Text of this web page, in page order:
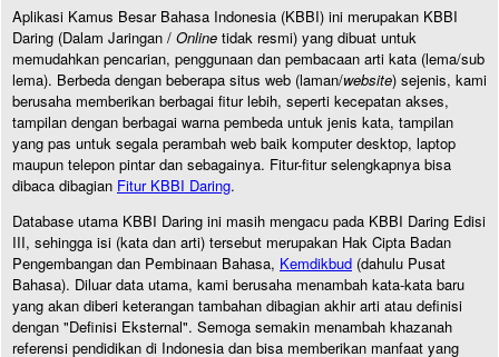
Aplikasi Kamus Besar Bahasa Indonesia (KBBI) ini merupakan KBBI
Daring (Dalam Jaringan / Online tidak resmi) yang dibuat untuk
memudahkan pencarian, penggunaan dan pembacaan arti kata (lema/sub
lema). Berbeda dengan beberapa situs web (laman/website) sejenis, kami
berusaha memberikan berbagai fitur lebih, seperti kecepatan akses,
tampilan dengan berbagai warna pembeda untuk jenis kata, tampilan
yang pas untuk segala perambah web baik komputer desktop, laptop
maupun telepon pintar dan sebagainya. Fitur-fitur selengkapnya bisa
dibaca dibagian Fitur KBBI Daring.
Database utama KBBI Daring ini masih mengacu pada KBBI Daring Edisi
III, sehingga isi (kata dan arti) tersebut merupakan Hak Cipta Badan
Pengembangan dan Pembinaan Bahasa, Kemdikbud (dahulu Pusat
Bahasa). Diluar data utama, kami berusaha menambah kata-kata baru
yang akan diberi keterangan tambahan dibagian akhir arti atau definisi
dengan "Definisi Eksternal". Semoga semakin menambah khazanah
referensi pendidikan di Indonesia dan bisa memberikan manfaat yang